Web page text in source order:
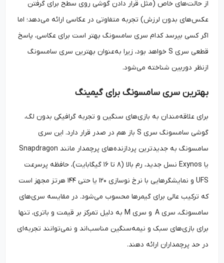
از حالت‌های خاص (مثل قرار دادن گوشی روی سطح برای گرفتن
عکس‌های بدون لرزش) تجربه متفاوتی در عکاسی ارائه می‌دهد؛ اما
اگر کسی بپرسد کدام سری سامسونگ بهتر است برای عکاسی، پاسخ
قطعی سری S خواهد بود، زیرا به‌عنوان بهترین سری سامسونگ
ازنظر دوربین شناخته می‌شود.
بهترین سری سامسونگ برای گیمینگ
برای علاقه‌مندان به بازی‌های سنگین و تجربه گرافیکی بدون لگ،
گوشی سامسونگ سری S باز هم در صدر قرار دارد. این سری
سامسونگ به جدیدترین پردازنده‌های پرچمدار مانند Snapdragon
یا Exynos نسل جدید، رم بالا (۸ تا ۱۶ گیگابایت)، حافظه پرسرعت
UFS و نمایشگرهایی با نرخ نوسازی ۱۲۰ یا حتی ۱۴۴ هرتز مجهز است
که ترکیب عالی برای گیمرها محسوب می‌شود. در مقایسه سری‌های
سامسونگ، سری A و سری M به دلیل تمرکز بر قیمت و باتری، تنها
برای بازی‌های سبک و نیمه‌سنگین مناسب‌اند و نمی‌توانند تجربه‌ای
در حد پرچمداران ارائه دهند.